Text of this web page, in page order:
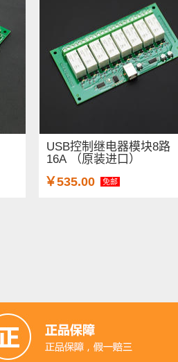
USB控制继电器模块8路
16A （原装进口）
￥535.00 免邮